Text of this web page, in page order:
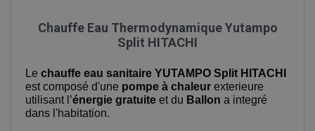
Chauffe Eau Thermodynamique Yutampo
Split HITACHI
Le chauffe eau sanitaire YUTAMPO Split HITACHI
est composé d'une pompe à chaleur exterieure
utilisant l’énergie gratuite et du Ballon a integré
dans l'habitation.